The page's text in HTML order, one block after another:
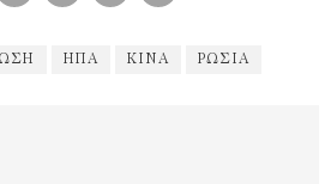
ΗΠΑ ΚΊΝΑ ΡΩΣΊΑ